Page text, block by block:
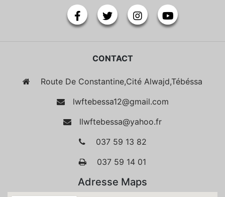
CONTACT
Route De Constantine,Cité Alwajd,Tébéssa
lwftebessa12@gmail.com
llwftebessa@yahoo.fr
037 59 13 82
037 59 14 01
Adresse Maps